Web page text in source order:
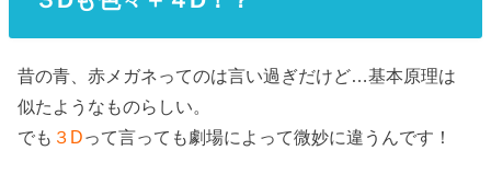
昔の青、赤メガネってのは言い過ぎだけど…基本原理は
似たようなものらしい。
でも ３Dって言っても劇場によって微妙に違うんです！